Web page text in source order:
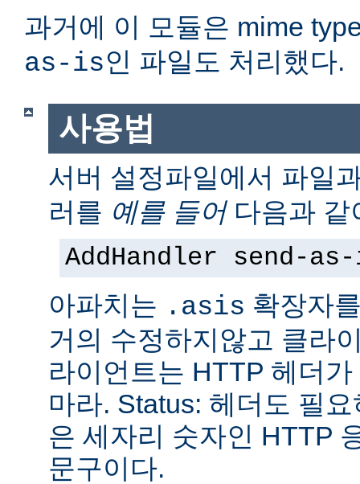
과거에 이 모듈은 mime
as-is인 파일도 처리했다.
사용법
서버 설정파일에서 파일
러를 예를 들어다음과 같
AddHandler send-
아파치는 .asis 확장자
거의 수정하지않고 클라
라이언트는 HTTP 헤더
마라. Status: 헤더도 필
은 세자리 숫자인 HTTP
문구이다.